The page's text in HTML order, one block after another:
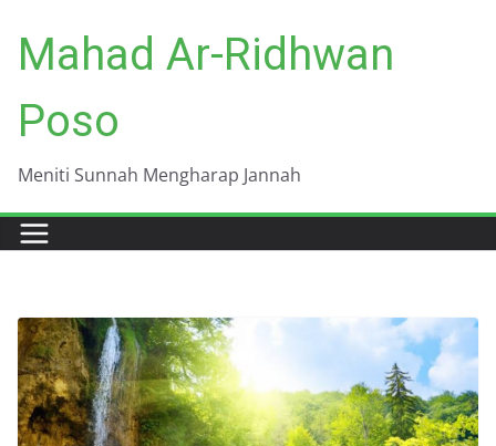
content
Mahad Ar-Ridhwan
Poso
Meniti Sunnah Mengharap Jannah